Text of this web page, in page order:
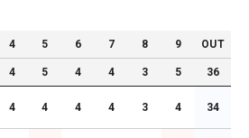
4 5 6 7 8 9 OUT
4 5 4 4 3 5 36
4 4 4 4 3 4 34